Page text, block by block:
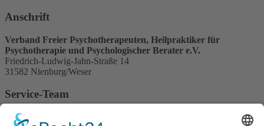
Anschrift
Verband Freier Psychotherapeuten, Heilpraktiker für
Psychotherapie und Psychologischer Berater e.V.
Friedrich-Ludwig-Jahn-Straße 14
31582 Nienburg/Weser
Service-Team
05021-8650320